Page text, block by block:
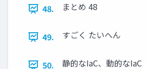
48. まとめ 48
49. すごく たいへん
50.
静的なIaC、動的なIaC